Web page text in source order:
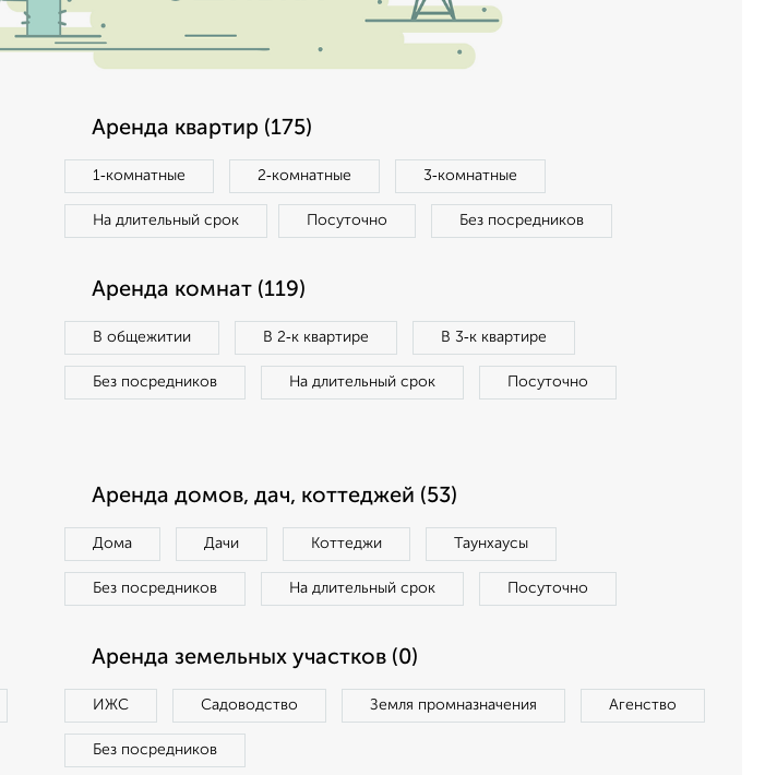
Аренда квартир (175)
1‑комнатные 2‑комнатные 3‑комнатные
На длительный срок Посуточно Без посредников
Аренда комнат (119)
В общежитии В 2‑к квартире В 3‑к квартире
Без посредников На длительный срок Посуточно
Аренда домов, дач, коттеджей (53)
Дома Дачи Коттеджи Таунхаусы
Без посредников На длительный срок Посуточно
Аренда земельных участков (0)
ИЖС Садоводство Земля промназначения Агенство
Без посредников